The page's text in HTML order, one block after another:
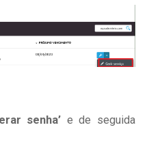
senha’ e de seguida